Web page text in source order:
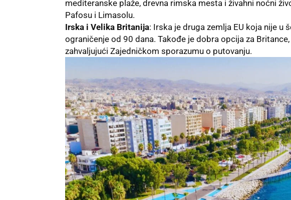
mediteranske plaže, drevna rimska mesta i živahni noćni
Pafosu i Limasolu.
Irska i Velika Britanija: Irska je druga zemlja EU koja nije u
ograničenje od 90 dana. Takođe je dobra opcija za
zahvaljujući Zajedničkom sporazumu o putovanju.